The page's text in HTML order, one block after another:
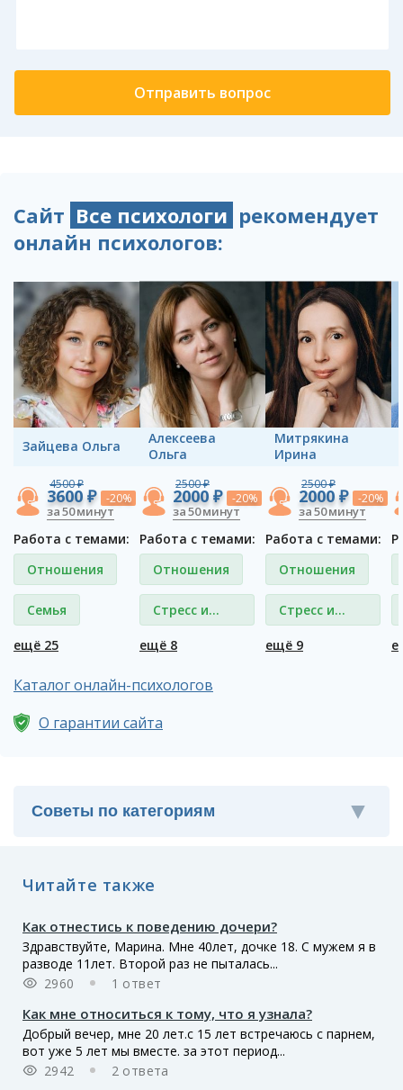
Сайт Все психологи рекомендует
онлайн психологов:
Зайцева Ольга
4500 ₽
3600 ₽ -20%
за 50 минут
Работа с темами:
Отношения
Семья
ещё 25
Алексеева
Ольга
2500 ₽
2000 ₽ -20%
за 50 минут
Работа с темами:
Отношения
Стресс и
депрессия
ещё 8
Митрякина
Ирина
2500 ₽
2000 ₽ -20%
за 50 минут
Работа с темами:
Отношения
Стресс и
депрессия
ещё 9
Каталог онлайн-психологов
О гарантии сайта
Читайте также
Как отнестись к поведению дочери?
Здравствуйте, Марина. Мне 40лет, дочке 18. С мужем я в
разводе 11лет. Второй раз не пыталась...
2960
1 ответ
Как мне относиться к тому, что я узнала?
Добрый вечер, мне 20 лет.с 15 лет встречаюсь с парнем,
вот уже 5 лет мы вместе. за этот период...
2942
2 ответа